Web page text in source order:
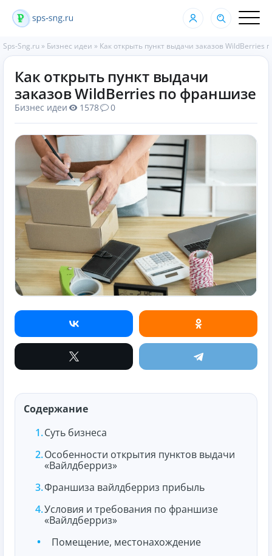
Sps-Sng.ru » Бизнес идеи » Как открыть пункт выдачи заказов WildBerries
Как открыть пункт выдачи
заказов WildBerries по франшизе
Бизнес идеи 1578 0
Содержание
Суть бизнеса
Особенности открытия пунктов выдачи
«Вайлдберриз»
Франшиза вайлдберриз прибыль
Условия и требования по франшизе
«Вайлдберриз»
Помещение, местонахождение